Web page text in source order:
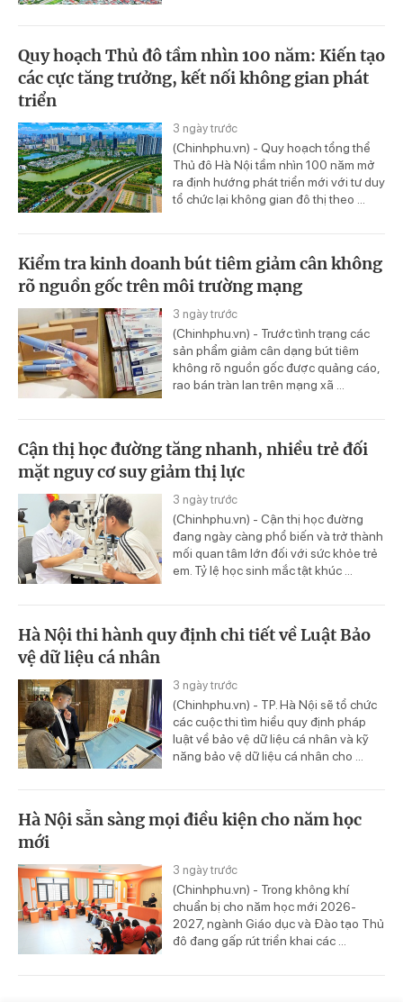
Quy hoạch Thủ đô tầm nhìn 100 năm: Kiến tạo
các cực tăng trưởng, kết nối không gian phát
triển
3 ngày trước
(Chinhphu.vn) - Quy hoạch tổng thể
Thủ đô Hà Nội tầm nhìn 100 năm mở
ra định hướng phát triển mới với tư duy
tổ chức lại không gian đô thị theo ...
Kiểm tra kinh doanh bút tiêm giảm cân không
rõ nguồn gốc trên môi trường mạng
3 ngày trước
(Chinhphu.vn) - Trước tình trạng các
sản phẩm giảm cân dạng bút tiêm
không rõ nguồn gốc được quảng cáo,
rao bán tràn lan trên mạng xã ...
Cận thị học đường tăng nhanh, nhiều trẻ đối
mặt nguy cơ suy giảm thị lực
3 ngày trước
(Chinhphu.vn) - Cận thị học đường
đang ngày càng phổ biến và trở thành
mối quan tâm lớn đối với sức khỏe trẻ
em. Tỷ lệ học sinh mắc tật khúc ...
Hà Nội thi hành quy định chi tiết về Luật Bảo
vệ dữ liệu cá nhân
3 ngày trước
(Chinhphu.vn) - TP. Hà Nội sẽ tổ chức
các cuộc thi tìm hiểu quy định pháp
luật về bảo vệ dữ liệu cá nhân và kỹ
năng bảo vệ dữ liệu cá nhân cho ...
Hà Nội sẵn sàng mọi điều kiện cho năm học
mới
3 ngày trước
(Chinhphu.vn) - Trong không khí
chuẩn bị cho năm học mới 2026-
2027, ngành Giáo dục và Đào tạo Thủ
đô đang gấp rút triển khai các ...